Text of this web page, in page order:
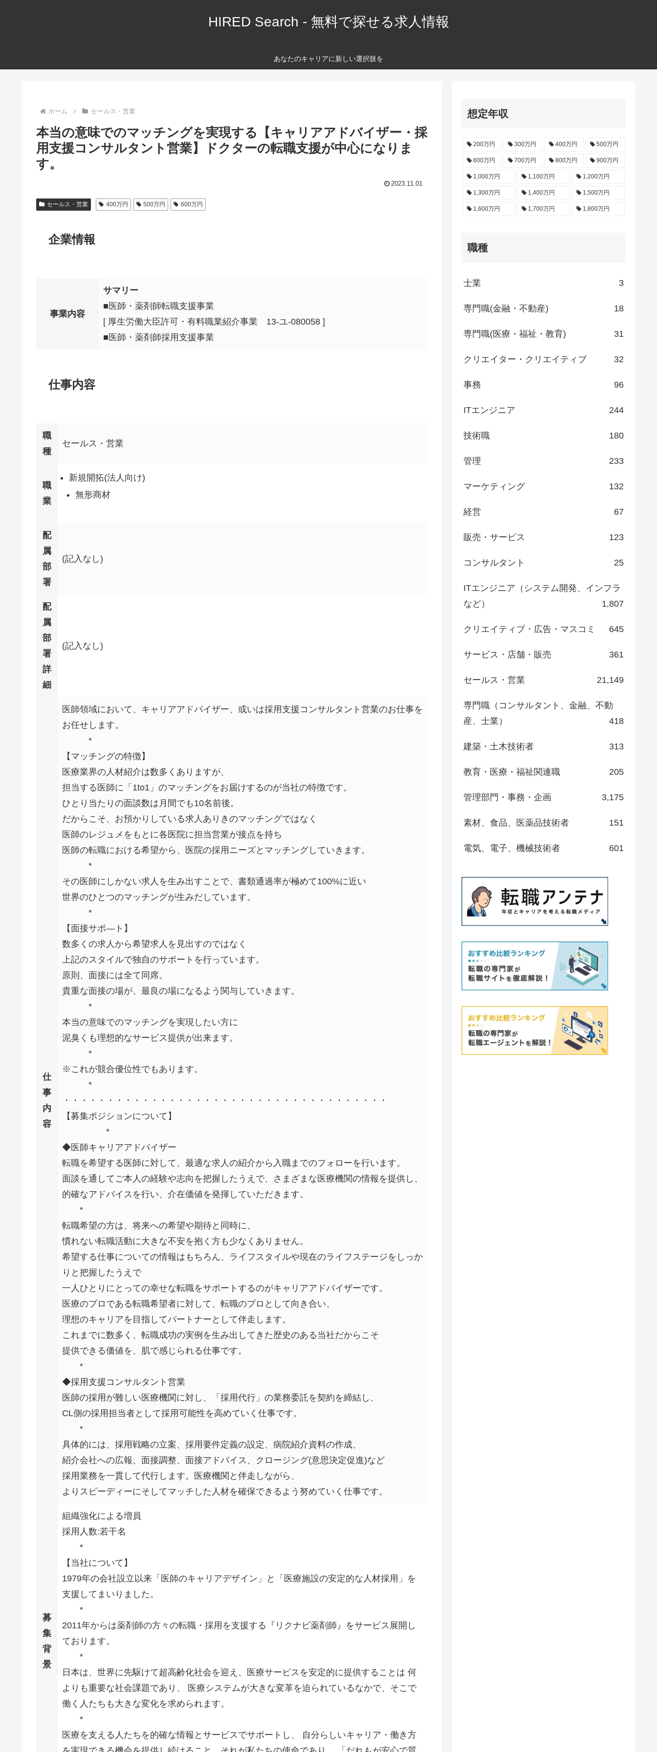
HIRED Search - 無料で探せる求人情報
あなたのキャリアに新しい選択肢を
ホーム セールス・営業
本当の意味でのマッチングを実現する【キャリアアドバイザー・採
用支援コンサルタント営業】ドクターの転職支援が中心になりま
す。
2023.11.01
セールス・営業 400万円 500万円 600万円
企業情報
事業内容
サマリー
■医師・薬剤師転職支援事業
[ 厚生労働大臣許可・有料職業紹介事業 13-ユ-080058 ]
■医師・薬剤師採用支援事業
仕事内容
職
種
セールス・営業
職
業
新規開拓(法人向け)
無形商材
配
属
部
署
(記入なし)
配
属
部
署
詳
細
(記入なし)
仕
事
内
容
医師領域において、キャリアアドバイザー、或いは採用支援コンサルタント営業のお仕事を
お任せします。
*
【マッチングの特徴】
医療業界の人材紹介は数多くありますが、
担当する医師に「1to1」のマッチングをお届けするのが当社の特徴です。
ひとり当たりの面談数は月間でも10名前後。
だからこそ、お預かりしている求人ありきのマッチングではなく
医師のレジュメをもとに各医院に担当営業が接点を持ち
医師の転職における希望から、医院の採用ニーズとマッチングしていきます。
*
その医師にしかない求人を生み出すことで、書類通過率が極めて100%に近い
世界のひとつのマッチングが生みだしています。
*
【面接サポ―ト】
数多くの求人から希望求人を見出すのではなく
上記のスタイルで独自のサポートを行っています。
原則、面接には全て同席。
貴重な面接の場が、最良の場になるよう関与していきます。
*
本当の意味でのマッチングを実現したい方に
泥臭くも理想的なサービス提供が出来ます。
*
※これが競合優位性でもあります。
*
・・・・・・・・・・・・・・・・・・・・・・・・・・・・・・・・・・・・・
【募集ポジションについて】
*
◆医師キャリアアドバイザー
転職を希望する医師に対して、最適な求人の紹介から入職までのフォローを行います。
面談を通してご本人の経験や志向を把握したうえで、さまざまな医療機関の情報を提供し、
的確なアドバイスを行い、介在価値を発揮していただきます。
*
転職希望の方は、将来への希望や期待と同時に、
慣れない転職活動に大きな不安を抱く方も少なくありません。
希望する仕事についての情報はもちろん、ライフスタイルや現在のライフステージをしっか
りと把握したうえで
一人ひとりにとっての幸せな転職をサポートするのがキャリアアドバイザーです。
医療のプロである転職希望者に対して、転職のプロとして向き合い、
理想のキャリアを目指してパートナーとして伴走します。
これまでに数多く、転職成功の実例を生み出してきた歴史のある当社だからこそ
提供できる価値を、肌で感じられる仕事です。
*
◆採用支援コンサルタント営業
医師の採用が難しい医療機関に対し、「採用代行」の業務委託を契約を締結し、
CL側の採用担当者として採用可能性を高めていく仕事です。
*
具体的には、採用戦略の立案、採用要件定義の設定、病院紹介資料の作成、
紹介会社への広報、面接調整、面接アドバイス、クロージング(意思決定促進)など
採用業務を一貫して代行します。医療機関と伴走しながら、
よりスピーディーにそしてマッチした人材を確保できるよう努めていく仕事です。
募
集
背
景
組織強化による増員
採用人数:若干名
*
【当社について】
1979年の会社設立以来「医師のキャリアデザイン」と「医療施設の安定的な人材採用」を
支援してまいりました。
*
2011年からは薬剤師の方々の転職・採用を支援する『リクナビ薬剤師』をサービス展開し
ております。
*
日本は、世界に先駆けて超高齢化社会を迎え、医療サービスを安定的に提供することは 何
よりも重要な社会課題であり、 医療システムが大きな変革を迫られているなかで、そこで
働く人たちも大きな変化を求められます。
*
医療を支える人たちを的確な情報とサービスでサポートし、 自分らしいキャリア・働き方
想定年収
200万円 300万円 400万円 500万円
600万円 700万円 800万円 900万円
1,000万円 1,100万円 1,200万円
1,300万円 1,400万円 1,500万円
1,600万円 1,700万円 1,800万円
職種
士業 3
専門職(金融・不動産) 18
専門職(医療・福祉・教育) 31
クリエイター・クリエイティブ 32
事務 96
ITエンジニア 244
技術職 180
管理 233
マーケティング 132
経営 67
販売・サービス 123
コンサルタント 25
ITエンジニア（システム開発、インフラ
など）
1,807
クリエイティブ・広告・マスコミ 645
サービス・店舗・販売 361
セールス・営業 21,149
専門職（コンサルタント、金融、不動
産、士業）
418
建築・土木技術者 313
教育・医療・福祉関連職 205
管理部門・事務・企画 3,175
素材、食品、医薬品技術者 151
電気、電子、機械技術者 601